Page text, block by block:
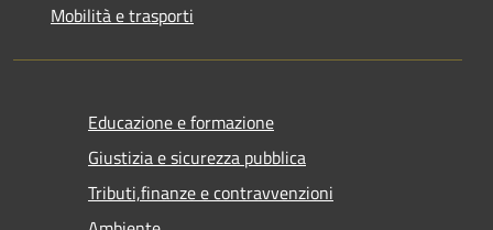
Mobilità e trasporti
Educazione e formazione
Giustizia e sicurezza pubblica
Tributi,finanze e contravvenzioni